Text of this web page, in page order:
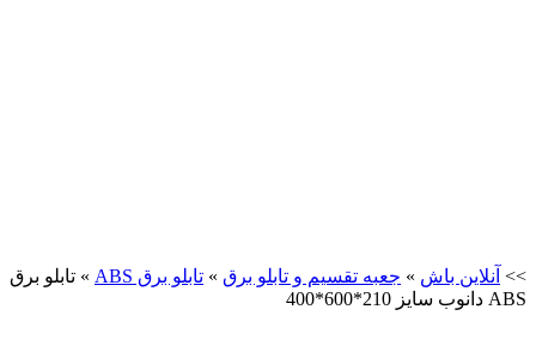
>> آنلاین باش » جعبه تقسیم و تابلو برق » تابلو برق ABS » تابلو برق
ABS دانوب سایز 210*600*400